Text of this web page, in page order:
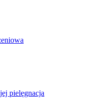
pielęgnacja